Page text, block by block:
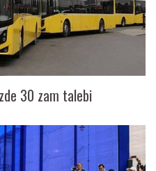
30 zam talebi